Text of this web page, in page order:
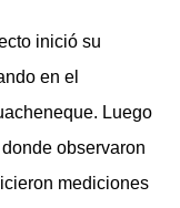
inició su
en el
Luego
observaron
mediciones